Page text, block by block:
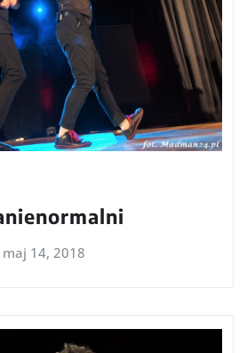
maj 14, 2018